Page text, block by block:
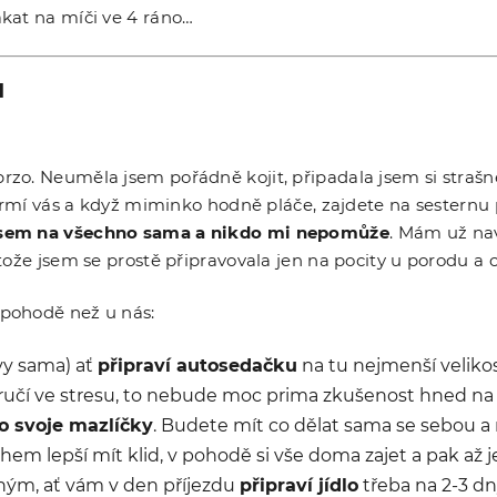
na míči ve 4 ráno…
Neuměla jsem pořádně kojit, připadala jsem si
vás a když miminko hodně pláče, zajdete na
na všechno sama a nikdo mi nepomůže. Mám už
jsem se prostě připravovala jen na pocity u porodu a
než u nás:
sama) ať připraví autosedačku na tu nejmenší
ve stresu, to nebude moc prima zkušenost hned na
svoje mazlíčky. Budete mít co dělat sama se sebou
lepší mít klid, v pohodě si vše doma zajet a pak až
ať vám v den příjezdu připraví jídlo třeba na 2-3